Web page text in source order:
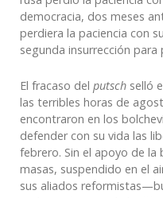
democracia, dos meses
perdiera la paciencia con
segunda insurrección para
El fracaso del putsch selló
las terribles horas de
encontraron en los
defender con su vida las
febrero. Sin el apoyo de la
masas, suspendido en el
sus aliados